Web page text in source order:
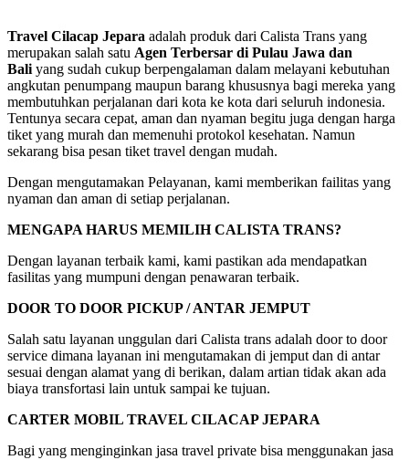
Travel Cilacap Jepara adalah produk dari Calista Trans yang
merupakan salah satu Agen Terbersar di Pulau Jawa dan
Baliyang sudah cukup berpengalaman dalam melayani kebutuhan
angkutan penumpang maupun barang khususnya bagi mereka yang
membutuhkan perjalanan dari kota ke kota dari seluruh indonesia.
Tentunya secara cepat, aman dan nyaman begitu juga dengan harga
tiket yang murah dan memenuhi protokol kesehatan. Namun
sekarang bisa pesan tiket travel dengan mudah.
Dengan mengutamakan Pelayanan, kami memberikan failitas yang
nyaman dan aman di setiap perjalanan.
MENGAPA HARUS MEMILIH CALISTA TRANS?
Dengan layanan terbaik kami, kami pastikan ada mendapatkan
fasilitas yang mumpuni dengan penawaran terbaik.
DOOR TO DOOR PICKUP / ANTAR JEMPUT
Salah satu layanan unggulan dari Calista trans adalah door to door
service dimana layanan ini mengutamakan di jemput dan di antar
sesuai dengan alamat yang di berikan, dalam artian tidak akan ada
biaya transfortasi lain untuk sampai ke tujuan.
CARTER MOBIL TRAVEL CILACAP JEPARA
Bagi yang menginginkan jasa travel private bisa menggunakan jasa